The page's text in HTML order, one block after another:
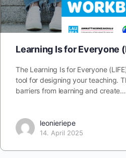
Learning Is for Everyone
The Learning Is for Everyone
tool for designing your teaching.
barriers from learning and create…
leonieriepe
14. April 2025